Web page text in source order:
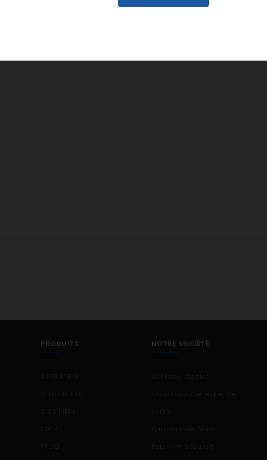
PRODUITS NOTRE SOCIÉTÉ